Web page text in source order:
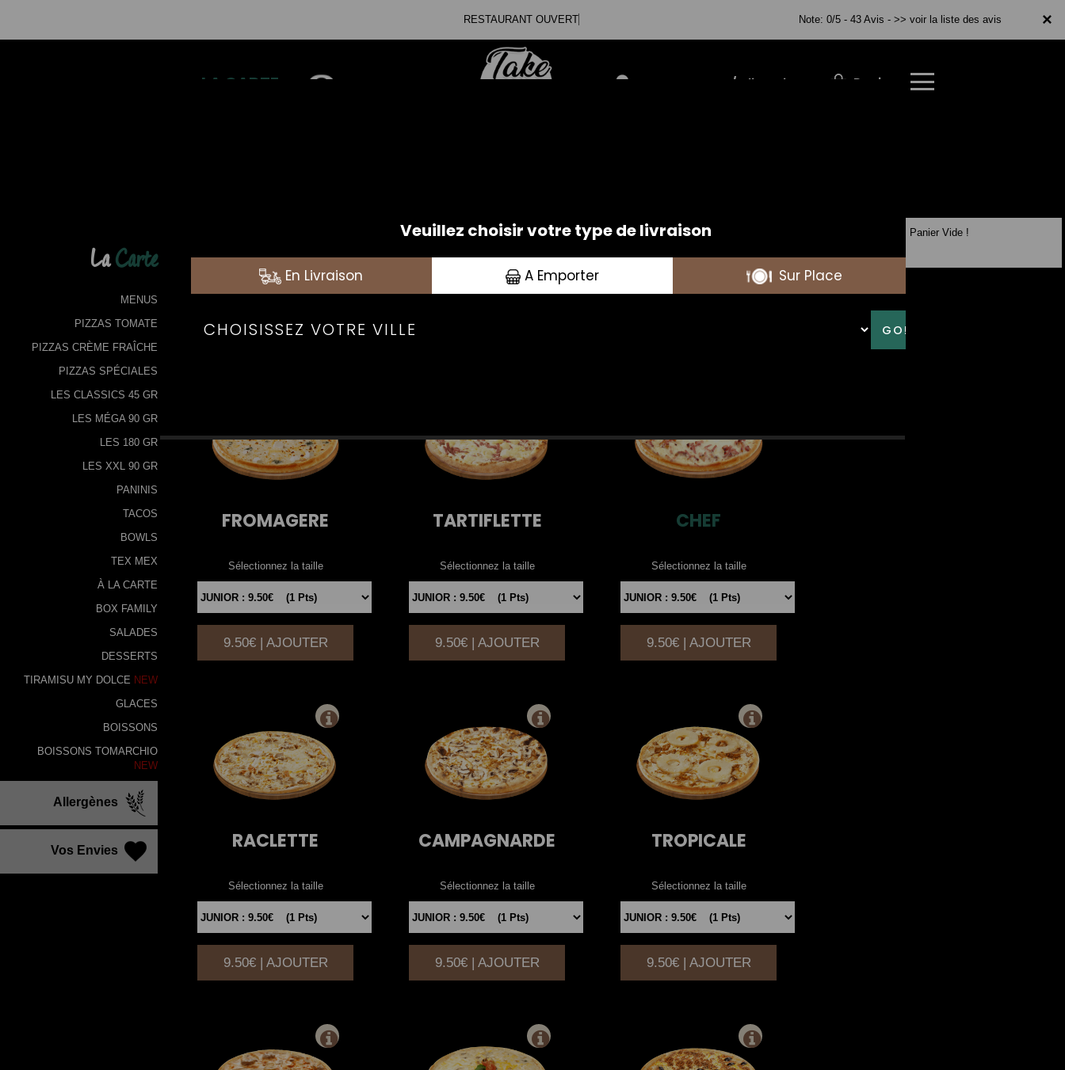
×
RESTAURANT OUVE Note: 0/5 - 43 Avis - >> voir la liste des avis
LA CARTE Se connecter / S'inscrire Panier
×
LaCarte
MENUS
PIZZAS TOMATE
PIZZAS CRÈME FRAÎCHE
PIZZAS SPÉCIALES
LES CLASSICS 45 GR
LES MÉGA 90 GR
LES 180 GR
LES XXL 90 GR
PANINIS
TACOS
BOWLS
TEX MEX
À LA CARTE
BOX FAMILY
SALADES
DESSERTS
TIRAMISU MY DOLCE NEW
GLACES
BOISSONS
BOISSONS TOMARCHIO
NEW
Allergènes
Vos Envies
PIZZAS CRÈME FRAÎCHE
FROMAGERE
Sélectionnez la taille
|
9.50€ | AJOUTER
TARTIFLETTE
Sélectionnez la taille
|
9.50€ | AJOUTER
CHEF
Sélectionnez la taille
|
9.50€ | AJOUTER
RACLETTE
Sélectionnez la taille
|
9.50€ | AJOUTER
CAMPAGNARDE
Sélectionnez la taille
|
9.50€ | AJOUTER
TROPICALE
Sélectionnez la taille
|
9.50€ | AJOUTER
Panier Vide !